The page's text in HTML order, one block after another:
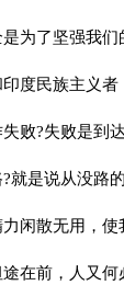
了坚强我们
民族主义者
?失败是到
是说从没路
散无用，使
前，人又何